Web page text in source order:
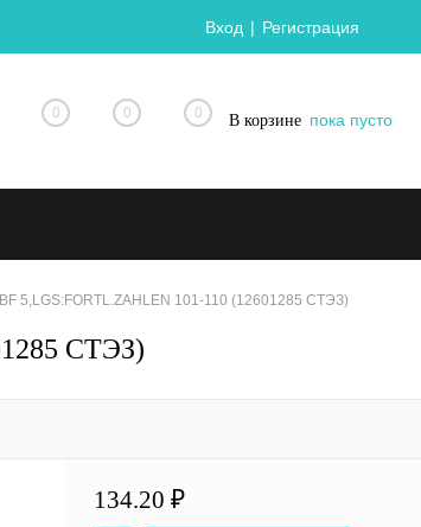
Вход Регистрация
0 0 0 В корзине пока пусто
5,LGS:FORTL.ZAHLEN 101-110 (12601285 СТЭЗ)
СТЭЗ)
134.20 ₽